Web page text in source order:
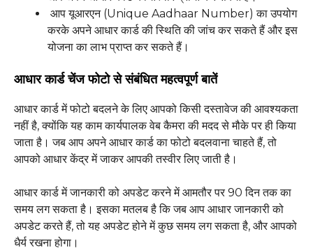
आप यूआरएन (Unique Aadhaar Number) का उपयोग
करके अपने आधार कार्ड की स्थिति की जांच कर सकते हैं और इस
योजना का लाभ प्राप्त कर सकते हैं।
आधार कार्ड चेंज फोटो से संबंधित महत्वपूर्ण बातें
आधार कार्ड में फोटो बदलने के लिए आपको किसी दस्तावेज की आवश्यकता
नहीं है, क्योंकि यह काम कार्यपालक वेब कैमरा की मदद से मौके पर ही किया
जाता है। जब आप अपने आधार कार्ड का फोटो बदलवाना चाहते हैं, तो
आपको आधार केंद्र में जाकर आपकी तस्वीर लिए जाती है।
आधार कार्ड में जानकारी को अपडेट करने में आमतौर पर 90 दिन तक का
समय लग सकता है। इसका मतलब है कि जब आप आधार जानकारी को
अपडेट करते हैं, तो यह अपडेट होने में कुछ समय लग सकता है, और आपको
धैर्य रखना होगा।